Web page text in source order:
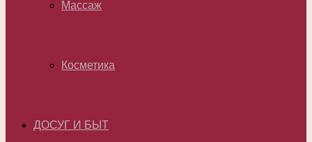
Массаж
Косметика
ДОСУГ И БЫТ